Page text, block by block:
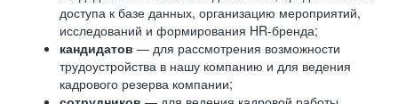
доступа к базе данных, организацию мероприятий,
исследований и формирования HR-бренда;
кандидатов — для рассмотрения возможности
трудоустройства в нашу компанию и для ведения
кадрового резерва компании;